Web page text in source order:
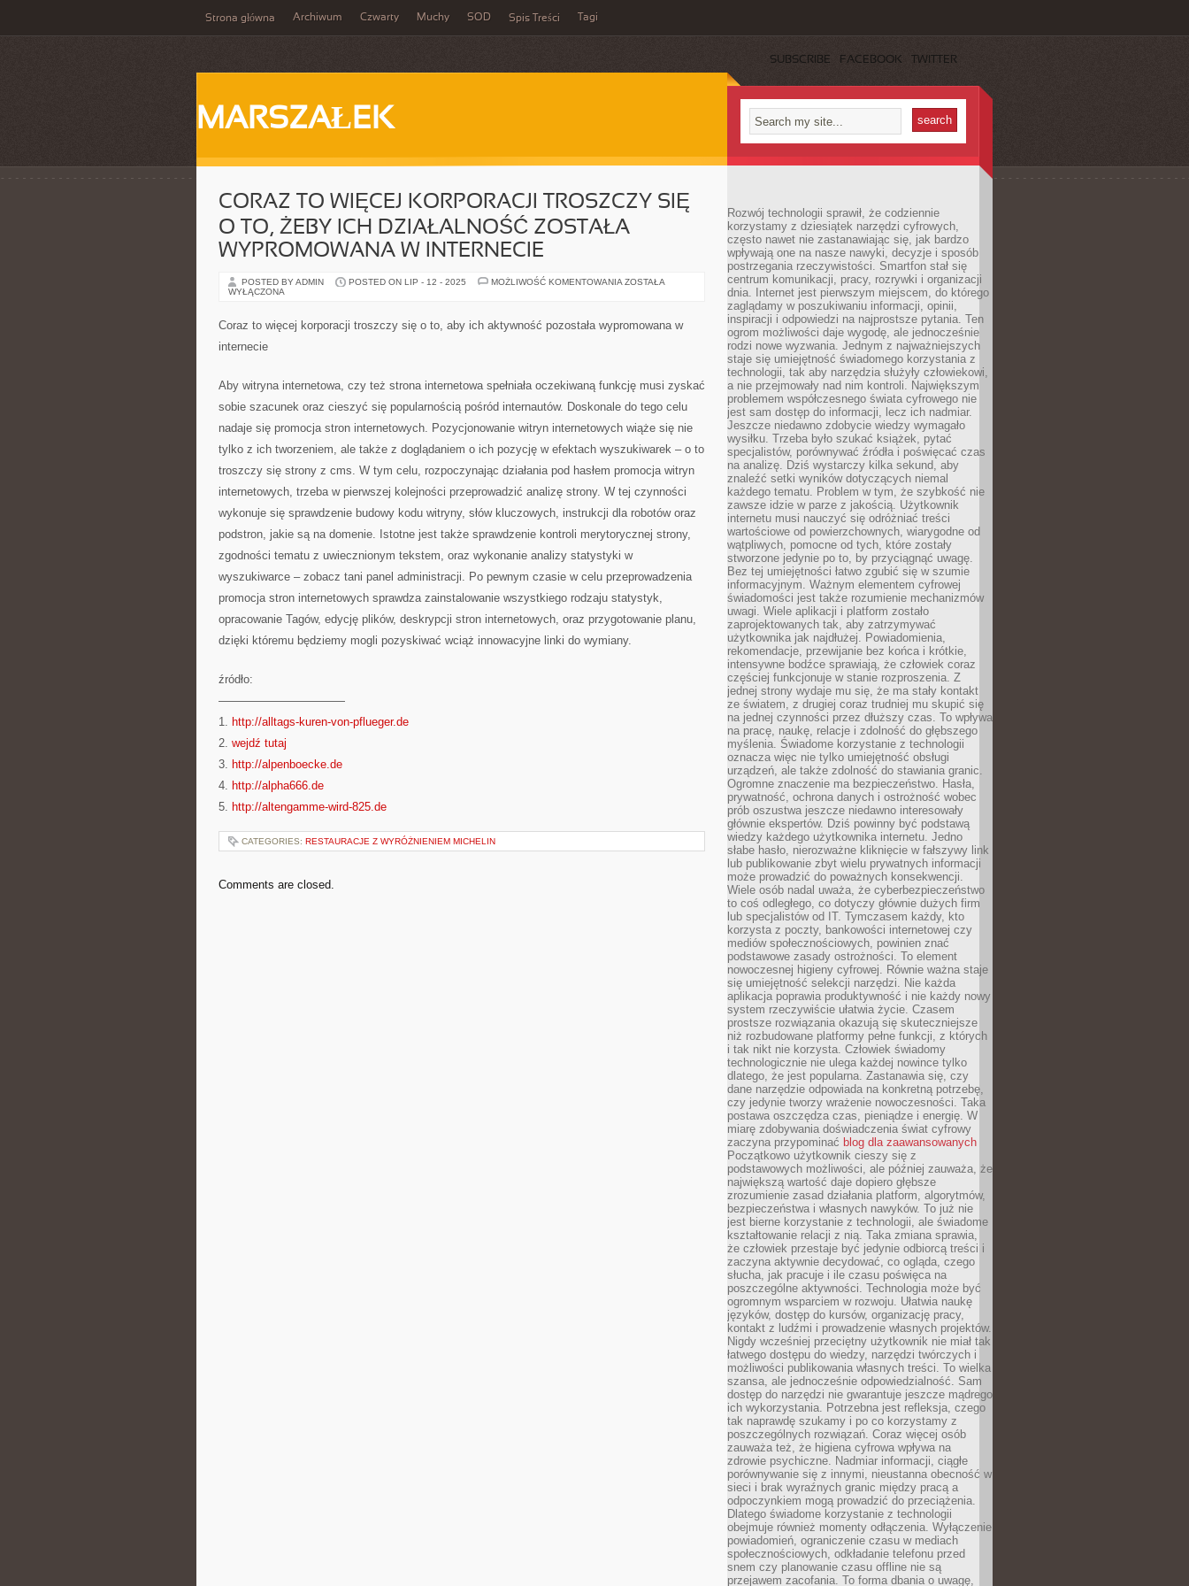
Strona główna Archiwum Czwarty Muchy SOD Spis Treści Tagi
SUBSCRIBE FACEBOOK TWITTER
MARSZAŁEK
CORAZ TO WIĘCEJ KORPORACJI TROSZCZY SIĘ
O TO, ŻEBY ICH DZIAŁALNOŚĆ ZOSTAŁA
WYPROMOWANA W INTERNECIE
POSTED BY ADMIN POSTED ON LIP - 12 - 2025 MOŻLIWOŚĆ KOMENTOWANIA CORAZ
SIĘ
ZOSTAŁA
W
ZOSTAŁA
WYŁĄCZONA
Coraz to więcej korporacji troszczy się o to, aby ich aktywność pozostała wypromowana w
internecie
Aby witryna internetowa, czy też strona internetowa spełniała oczekiwaną funkcję musi zyskać
sobie szacunek oraz cieszyć się popularnością pośród internautów. Doskonale do tego celu
nadaje się promocja stron internetowych. Pozycjonowanie witryn internetowych wiąże się nie
tylko z ich tworzeniem, ale także z doglądaniem o ich pozycję w efektach wyszukiwarek – o to
troszczy się strony z cms. W tym celu, rozpoczynając działania pod hasłem promocja witryn
internetowych, trzeba w pierwszej kolejności przeprowadzić analizę strony. W tej czynności
wykonuje się sprawdzenie budowy kodu witryny, słów kluczowych, instrukcji dla robotów oraz
podstron, jakie są na domenie. Istotne jest także sprawdzenie kontroli merytorycznej strony,
zgodności tematu z uwiecznionym tekstem, oraz wykonanie analizy statystyki w
wyszukiwarce – zobacz tani panel administracji. Po pewnym czasie w celu przeprowadzenia
promocja stron internetowych sprawdza zainstalowanie wszystkiego rodzaju statystyk,
opracowanie Tagów, edycję plików, deskrypcji stron internetowych, oraz przygotowanie planu,
dzięki któremu będziemy mogli pozyskiwać wciąż innowacyjne linki do wymiany.
źródło:
———————————
1. http://alltags-kuren-von-pflueger.de
2. wejdź tutaj
3. http://alpenboecke.de
4. http://alpha666.de
5. http://altengamme-wird-825.de
CATEGORIES: RESTAURACJE Z WYRÓŻNIENIEM MICHELIN
Comments are closed.
Rozwój technologii sprawił, że codziennie
korzystamy z dziesiątek narzędzi cyfrowych,
często nawet nie zastanawiając się, jak bardzo
wpływają one na nasze nawyki, decyzje i sposób
postrzegania rzeczywistości. Smartfon stał się
centrum komunikacji, pracy, rozrywki i organizacji
dnia. Internet jest pierwszym miejscem, do którego
zaglądamy w poszukiwaniu informacji, opinii,
inspiracji i odpowiedzi na najprostsze pytania. Ten
ogrom możliwości daje wygodę, ale jednocześnie
rodzi nowe wyzwania. Jednym z najważniejszych
staje się umiejętność świadomego korzystania z
technologii, tak aby narzędzia służyły człowiekowi,
a nie przejmowały nad nim kontroli. Największym
problemem współczesnego świata cyfrowego nie
jest sam dostęp do informacji, lecz ich nadmiar.
Jeszcze niedawno zdobycie wiedzy wymagało
wysiłku. Trzeba było szukać książek, pytać
specjalistów, porównywać źródła i poświęcać czas
na analizę. Dziś wystarczy kilka sekund, aby
znaleźć setki wyników dotyczących niemal
każdego tematu. Problem w tym, że szybkość nie
zawsze idzie w parze z jakością. Użytkownik
internetu musi nauczyć się odróżniać treści
wartościowe od powierzchownych, wiarygodne od
wątpliwych, pomocne od tych, które zostały
stworzone jedynie po to, by przyciągnąć uwagę.
Bez tej umiejętności łatwo zgubić się w szumie
informacyjnym. Ważnym elementem cyfrowej
świadomości jest także rozumienie mechanizmów
uwagi. Wiele aplikacji i platform zostało
zaprojektowanych tak, aby zatrzymywać
użytkownika jak najdłużej. Powiadomienia,
rekomendacje, przewijanie bez końca i krótkie,
intensywne bodźce sprawiają, że człowiek coraz
częściej funkcjonuje w stanie rozproszenia. Z
jednej strony wydaje mu się, że ma stały kontakt
ze światem, z drugiej coraz trudniej mu skupić się
na jednej czynności przez dłuższy czas. To wpływa
na pracę, naukę, relacje i zdolność do głębszego
myślenia. Świadome korzystanie z technologii
oznacza więc nie tylko umiejętność obsługi
urządzeń, ale także zdolność do stawiania granic.
Ogromne znaczenie ma bezpieczeństwo. Hasła,
prywatność, ochrona danych i ostrożność wobec
prób oszustwa jeszcze niedawno interesowały
głównie ekspertów. Dziś powinny być podstawą
wiedzy każdego użytkownika internetu. Jedno
słabe hasło, nierozważne kliknięcie w fałszywy link
lub publikowanie zbyt wielu prywatnych informacji
może prowadzić do poważnych konsekwencji.
Wiele osób nadal uważa, że cyberbezpieczeństwo
to coś odległego, co dotyczy głównie dużych firm
lub specjalistów od IT. Tymczasem każdy, kto
korzysta z poczty, bankowości internetowej czy
mediów społecznościowych, powinien znać
podstawowe zasady ostrożności. To element
nowoczesnej higieny cyfrowej. Równie ważna staje
się umiejętność selekcji narzędzi. Nie każda
aplikacja poprawia produktywność i nie każdy nowy
system rzeczywiście ułatwia życie. Czasem
prostsze rozwiązania okazują się skuteczniejsze
niż rozbudowane platformy pełne funkcji, z których
i tak nikt nie korzysta. Człowiek świadomy
technologicznie nie ulega każdej nowince tylko
dlatego, że jest popularna. Zastanawia się, czy
dane narzędzie odpowiada na konkretną potrzebę,
czy jedynie tworzy wrażenie nowoczesności. Taka
postawa oszczędza czas, pieniądze i energię. W
miarę zdobywania doświadczenia świat cyfrowy
zaczyna przypominać blog dla zaawansowanych
Początkowo użytkownik cieszy się z
podstawowych możliwości, ale później zauważa, że
największą wartość daje dopiero głębsze
zrozumienie zasad działania platform, algorytmów,
bezpieczeństwa i własnych nawyków. To już nie
jest bierne korzystanie z technologii, ale świadome
kształtowanie relacji z nią. Taka zmiana sprawia,
że człowiek przestaje być jedynie odbiorcą treści i
zaczyna aktywnie decydować, co ogląda, czego
słucha, jak pracuje i ile czasu poświęca na
poszczególne aktywności. Technologia może być
ogromnym wsparciem w rozwoju. Ułatwia naukę
języków, dostęp do kursów, organizację pracy,
kontakt z ludźmi i prowadzenie własnych projektów.
Nigdy wcześniej przeciętny użytkownik nie miał tak
łatwego dostępu do wiedzy, narzędzi twórczych i
możliwości publikowania własnych treści. To wielka
szansa, ale jednocześnie odpowiedzialność. Sam
dostęp do narzędzi nie gwarantuje jeszcze mądrego
ich wykorzystania. Potrzebna jest refleksja, czego
tak naprawdę szukamy i po co korzystamy z
poszczególnych rozwiązań. Coraz więcej osób
zauważa też, że higiena cyfrowa wpływa na
zdrowie psychiczne. Nadmiar informacji, ciągłe
porównywanie się z innymi, nieustanna obecność w
sieci i brak wyraźnych granic między pracą a
odpoczynkiem mogą prowadzić do przeciążenia.
Dlatego świadome korzystanie z technologii
obejmuje również momenty odłączenia. Wyłączenie
powiadomień, ograniczenie czasu w mediach
społecznościowych, odkładanie telefonu przed
snem czy planowanie czasu offline nie są
przejawem zacofania. To forma dbania o uwagę,